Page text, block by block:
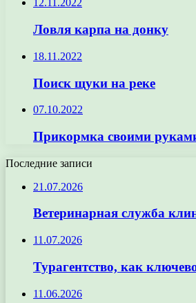
12.11.2022
Ловля карпа на донку
18.11.2022
Поиск щуки на реке
07.10.2022
Прикормка своими
Последние записи
21.07.2026
Ветеринарная служба
11.07.2026
Турагентство, как
11.06.2026